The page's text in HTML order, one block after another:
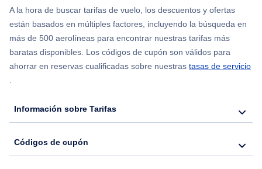
Flights from Delhi to Nueva York
Flights from Chicago to Delhi
Flights from Nueva York to Hong Kong
Flights from Nueva York to Lisboa
A la hora de buscar tarifas de vuelo, los descuentos y ofertas
están basados en múltiples factores, incluyendo la búsqueda en
más de 500 aerolíneas para encontrar nuestras tarifas más
baratas disponibles. Los códigos de cupón son válidos para
ahorrar en reservas cualificadas sobre nuestras tasas de servicio
.
Información sobre Tarifas
Códigos de cupón